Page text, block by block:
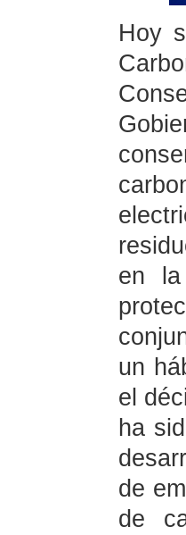
Hoy
en
un
el
ha
de
de